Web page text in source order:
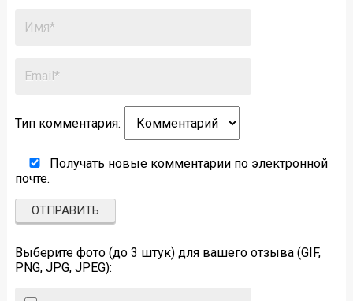
Тип комментария:
Получать новые комментарии по электронной
почте.
Выберите фото (до 3 штук) для вашего отзыва (GIF,
PNG, JPG, JPEG):